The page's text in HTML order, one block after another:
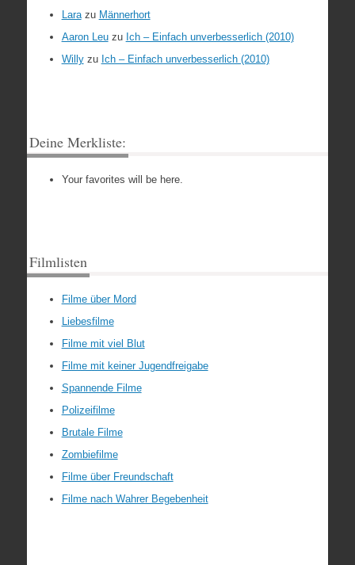
Larazu Männerhort
Aaron Leuzu Ich – Einfach unverbesserlich (2010)
Willyzu Ich – Einfach unverbesserlich (2010)
Deine Merkliste:
Your favorites will be here.
Filmlisten
Filme über Mord
Liebesfilme
Filme mit viel Blut
Filme mit keiner Jugendfreigabe
Spannende Filme
Polizeifilme
Brutale Filme
Zombiefilme
Filme über Freundschaft
Filme nach Wahrer Begebenheit